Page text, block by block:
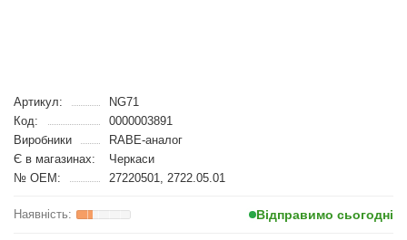
Артикул:
NG71
Код:
0000003891
Виробники
RABE-аналог
Є в магазинах:
Черкаси
№ OEM:
27220501, 2722.05.01
Відправимо сьогодні